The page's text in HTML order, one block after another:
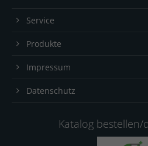
Service
Produkte
Impressum
Datenschutz
Katalog